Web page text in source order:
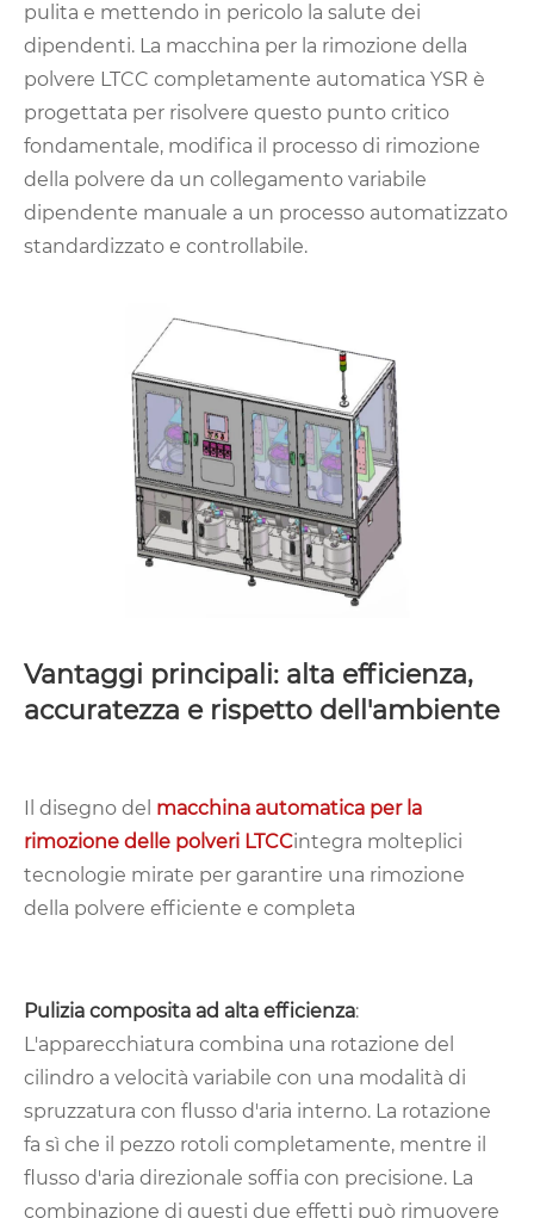
pulita e mettendo in pericolo la salute dei
dipendenti. La macchina per la rimozione della
polvere LTCC completamente automatica YSR è
progettata per risolvere questo punto critico
fondamentale, modifica il processo di rimozione
della polvere da un collegamento variabile
dipendente manuale a un processo automatizzato
standardizzato e controllabile.
Vantaggi principali: alta efficienza,
accuratezza e rispetto dell'ambiente
Il disegno del macchina automatica per la
rimozione delle polveri LTCCintegra molteplici
tecnologie mirate per garantire una rimozione
della polvere efficiente e completa
Pulizia composita ad alta efficienza:
L'apparecchiatura combina una rotazione del
cilindro a velocità variabile con una modalità di
spruzzatura con flusso d'aria interno. La rotazione
fa sì che il pezzo rotoli completamente, mentre il
flusso d'aria direzionale soffia con precisione. La
combinazione di questi due effetti può rimuovere